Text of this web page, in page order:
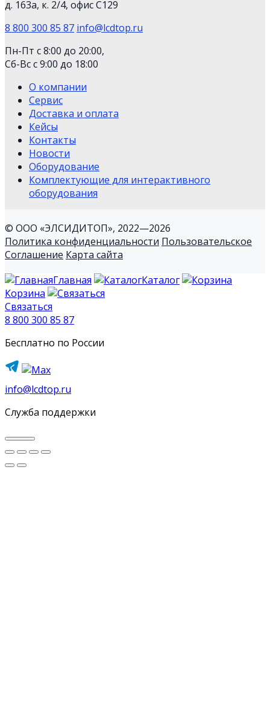
д. 163а, к. 2/4, офис С129
8 800 300 85 87 info@lcdtop.ru
Пн-Пт с 8:00 до 20:00,
Сб-Вс с 9:00 до 18:00
О компании
Сервис
Доставка и оплата
Кейсы
Контакты
Новости
Оборудование
Комплектующие для интерактивного
оборудования
© ООО «ЭЛСИДИТОП», 2022—2026
Политика конфиденциальности Пользовательское
Соглашение Карта сайта
Главная
Каталог
Корзина
Связаться
8 800 300 85 87
Бесплатно по России
info@lcdtop.ru
Служба поддержки